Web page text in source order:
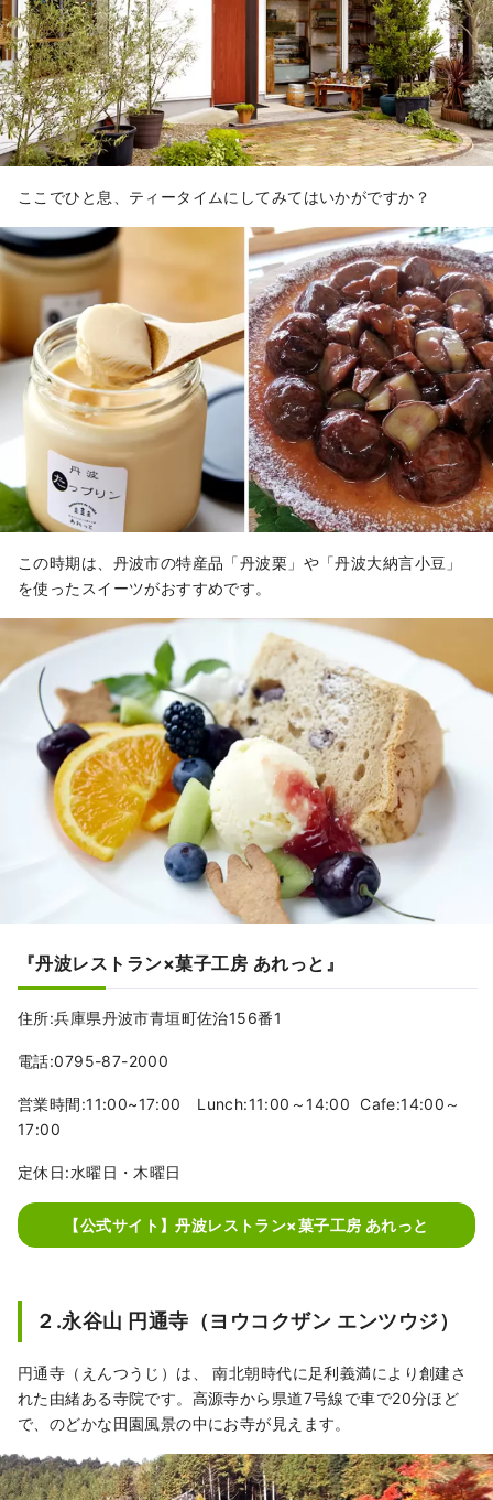
ここでひと息、ティータイムにしてみてはいかがですか？
この時期は、丹波市の特産品「丹波栗」や「丹波大納言小豆」
を使ったスイーツがおすすめです。
『丹波レストラン×菓子工房 あれっと』
住所:兵庫県丹波市青垣町佐治156番1
電話:0795-87-2000
営業時間:11:00~17:00 Lunch:11:00～14:00 Cafe:14:00～
17:00
定休日:水曜日・木曜日
【公式サイト】丹波レストラン×菓子工房 あれっと
２.永谷山 円通寺（ヨウコクザン エンツウジ）
円通寺（えんつうじ）は、 南北朝時代に足利義満により創建さ
れた由緒ある寺院です。高源寺から県道7号線で車で20分ほど
で、のどかな田園風景の中にお寺が見えます。